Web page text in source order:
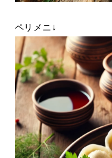
ペリメニ↓